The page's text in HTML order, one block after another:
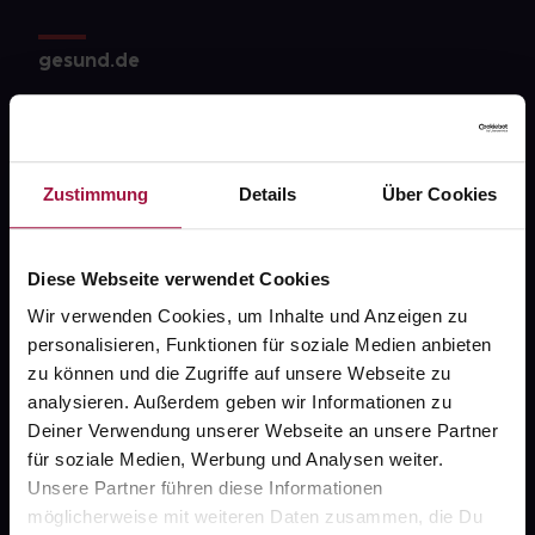
Zustimmung Details Über Cookies
Diese Webseite verwendet Cookies
Wir verwenden Cookies, um Inhalte und Anzeigen zu
personalisieren, Funktionen für soziale Medien anbieten
zu können und die Zugriffe auf unsere Webseite zu
analysieren. Außerdem geben wir Informationen zu
Deiner Verwendung unserer Webseite an unsere Partner
für soziale Medien, Werbung und Analysen weiter.
Unsere Partner führen diese Informationen
möglicherweise mit weiteren Daten zusammen, die Du
gesund.de
Karriere
Newsletter
PAYBACK
gesund-versorger.de
Sanitätshäuser
Datenschutz
AGB
Impressum